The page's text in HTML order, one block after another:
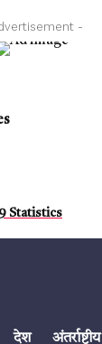
-
Statistics
देश अंतर्राष्ट्रीय